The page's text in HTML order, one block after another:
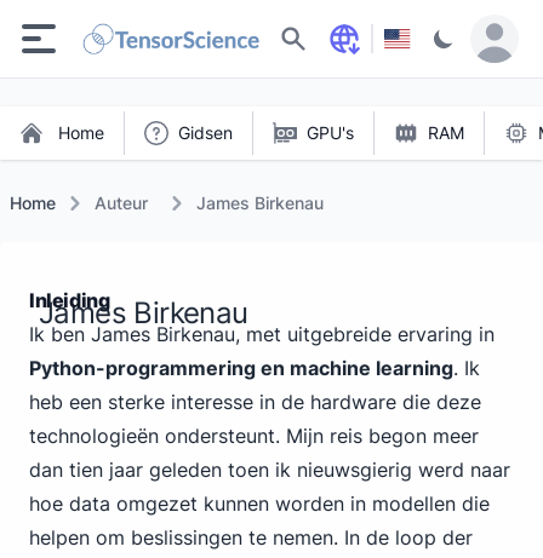
Zoeken
Home Gidsen GPU's RAM
Home Auteur James Birkenau
Inleiding
James Birkenau
Ik ben James Birkenau, met uitgebreide ervaring in
Python-programmering en machine learning. Ik
heb een sterke interesse in de hardware die deze
technologieën ondersteunt. Mijn reis begon meer
dan tien jaar geleden toen ik nieuwsgierig werd naar
hoe data omgezet kunnen worden in modellen die
helpen om beslissingen te nemen. In de loop der